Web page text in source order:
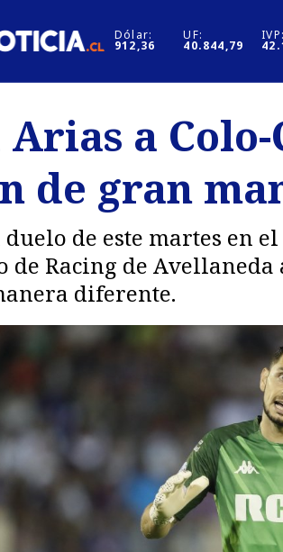
Dólar:
912,36
UF:
40.844,79
IVP:
Internacional
Motores
a
de gran
de este martes en
de Racing de
diferente.